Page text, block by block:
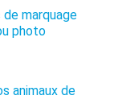
marquage
photo
animaux de